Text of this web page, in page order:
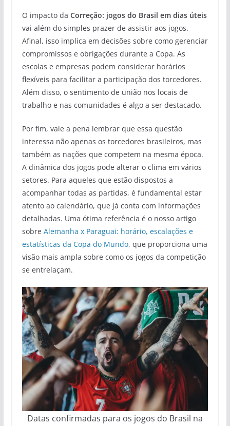
O impacto da Correção: jogos do Brasil em dias úteis
vai além do simples prazer de assistir aos jogos.
Afinal, isso implica em decisões sobre como gerenciar
compromissos e obrigações durante a Copa. As
escolas e empresas podem considerar horários
flexíveis para facilitar a participação dos torcedores.
Além disso, o sentimento de união nos locais de
trabalho e nas comunidades é algo a ser destacado.
Por fim, vale a pena lembrar que essa questão
interessa não apenas os torcedores brasileiros, mas
também as nações que competem na mesma época.
A dinâmica dos jogos pode alterar o clima em vários
setores. Para aqueles que estão dispostos a
acompanhar todas as partidas, é fundamental estar
atento ao calendário, que já conta com informações
detalhadas. Uma ótima referência é o nosso artigo
sobre Alemanha x Paraguai: horário, escalações e
estatísticas da Copa do Mundo, que proporciona uma
visão mais ampla sobre como os jogos da competição
se entrelaçam.
Datas confirmadas para os jogos do Brasil na